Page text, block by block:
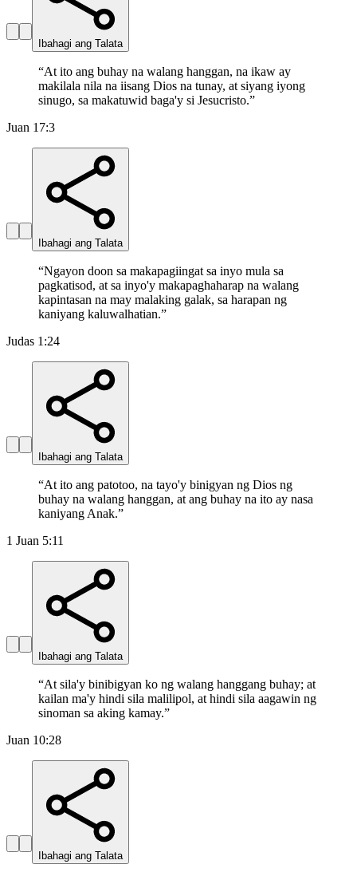
Ibahagi ang Talata
“At ito ang buhay na walang hanggan, na ikaw ay
makilala nila na iisang Dios na tunay, at siyang iyong
sinugo, sa makatuwid baga'y si Jesucristo.”
Juan 17:3
Ibahagi ang Talata
“Ngayon doon sa makapagiingat sa inyo mula sa
pagkatisod, at sa inyo'y makapaghaharap na walang
kapintasan na may malaking galak, sa harapan ng
kaniyang kaluwalhatian.”
Judas 1:24
Ibahagi ang Talata
“At ito ang patotoo, na tayo'y binigyan ng Dios ng
buhay na walang hanggan, at ang buhay na ito ay nasa
kaniyang Anak.”
1 Juan 5:11
Ibahagi ang Talata
“At sila'y binibigyan ko ng walang hanggang buhay; at
kailan ma'y hindi sila malilipol, at hindi sila aagawin ng
sinoman sa aking kamay.”
Juan 10:28
Ibahagi ang Talata